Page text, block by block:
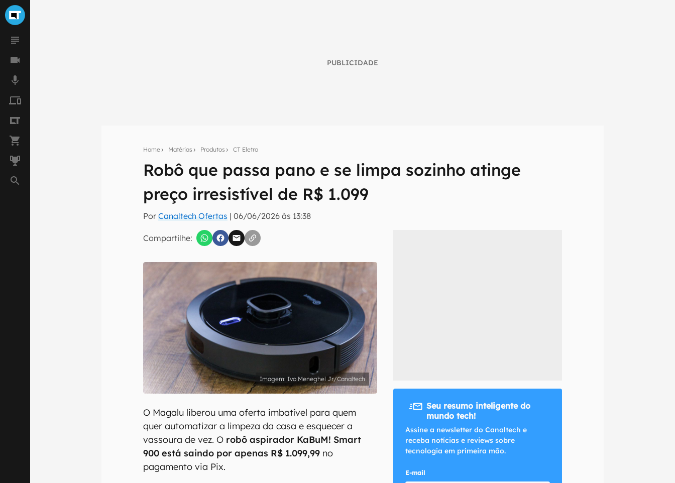
PUBLICIDADE
Home Matérias Produtos CT Eletro
Robô que passa pano e se limpa sozinho atinge
preço irresistível de R$ 1.099
PorCanaltech Ofertas |06/06/2026 às 13:38
Compartilhe:
Seu resumo inteligente do mundo tech!
Assine a newsletter do Canaltech e receba notícias e reviews sobre tecnologia em primeira
mão.
Confirmo que li, aceito e concordo com os Termos de Uso e Política de Privacidade do Canaltech.
Ivo Meneghel Jr/Canaltech
O Magalu liberou uma oferta imbatível para quem
quer automatizar a limpeza da casa e esquecer a
vassoura de vez. O robô aspirador KaBuM! Smart
900 está saindo por apenas R$ 1.099,99 no
pagamento via Pix.
Seu resumo inteligente do
mundo tech!
Assine a newsletter do Canaltech e
receba notícias e reviews sobre
tecnologia em primeira mão.
E-mail